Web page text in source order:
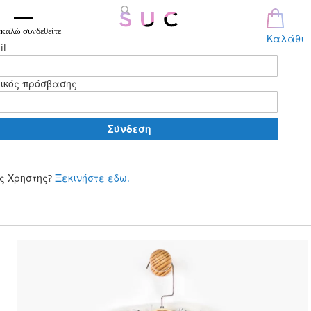
Καλάθι
συνδεθείτε
πρόσβασης
Σύνδεση
Χρηστης? Ξεκινήστε εδω.
περιεχόμενο